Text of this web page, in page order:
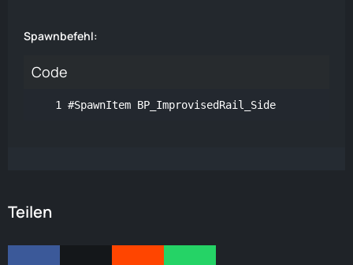
Spawnbefehl:
Code
#SpawnItem BP_ImprovisedRail_Side
Teilen